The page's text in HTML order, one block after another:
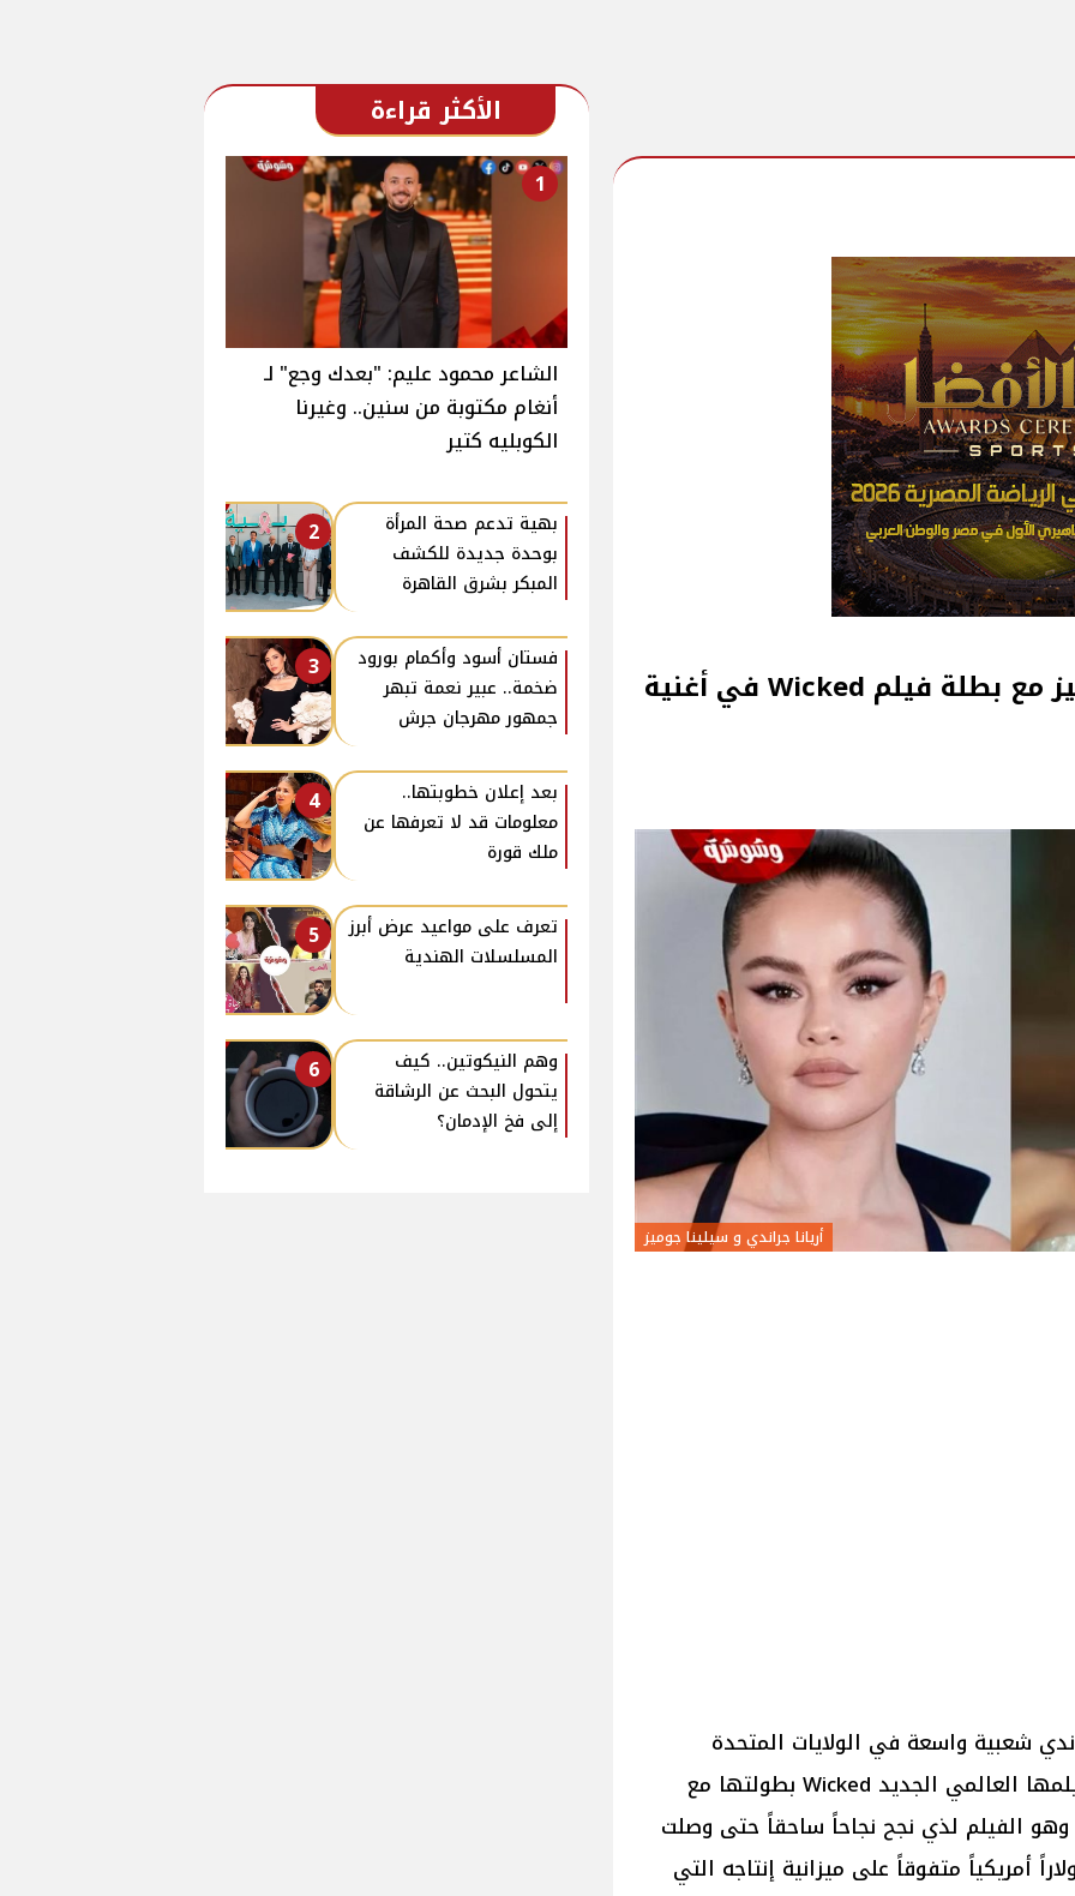
حقيقة تعاون سيلينا جوميز مع بطلة فيلم Wicked في أغنية
أريانا جراندي و سيلينا جوميز
شعبية واسعة في الولايات المتحدة
الأمريكية ودول العالم بعد عرض فيلمها العالمي الجديد Wicked بطولتها مع
وهو الفيلم لذي نجح نجاحاً ساحقاً حتى وصلت
إلى 654.8 مليون دولاراً أمريكياً متفوقاً على ميزانية إنتاجه التي
الأكثر قراءة
1
الشاعر محمود عليم: "بعدك وجع" لـ
أنغام مكتوبة من سنين.. وغيرنا
الكوبليه كتير
2
بهية تدعم صحة المرأة
بوحدة جديدة للكشف
المبكر بشرق القاهرة
3
فستان أسود وأكمام بورود
ضخمة.. عبير نعمة تبهر
جمهور مهرجان جرش
4
بعد إعلان خطوبتها..
معلومات قد لا تعرفها عن
ملك قورة
5
تعرف على مواعيد عرض أبرز
المسلسلات الهندية
6
وهم النيكوتين.. كيف
يتحول البحث عن الرشاقة
إلى فخ الإدمان؟